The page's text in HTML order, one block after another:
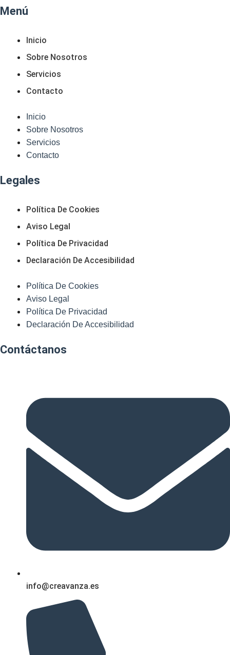
Menú
Inicio
Sobre Nosotros
Servicios
Contacto
Inicio
Sobre Nosotros
Servicios
Contacto
Legales
Política De Cookies
Aviso Legal
Política De Privacidad
Declaración De Accesibilidad
Política De Cookies
Aviso Legal
Política De Privacidad
Declaración De Accesibilidad
Contáctanos
info@creavanza.es